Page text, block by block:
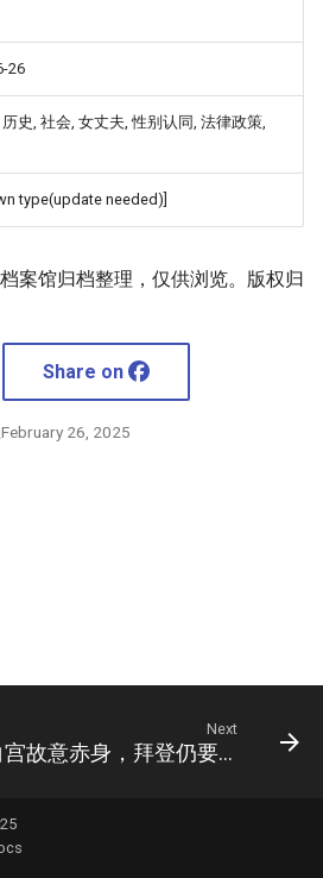
26
史, 社会, 女丈夫, 性别认同, 法律政策,
type(update needed)]
案馆归档整理，仅供浏览。版权归
Share on
February 26, 2025
Next
跨性别者在白宫故意赤身，拜登仍要在传统节日抬高他们，激怒了特朗普